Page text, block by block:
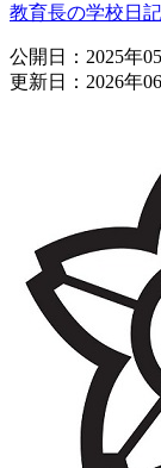
教育長の学校日記
公開日：2025年
更新日：2026年